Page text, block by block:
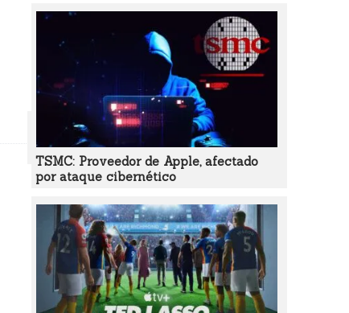
TSMC: Proveedor de Apple, afectado
por ataque cibernético